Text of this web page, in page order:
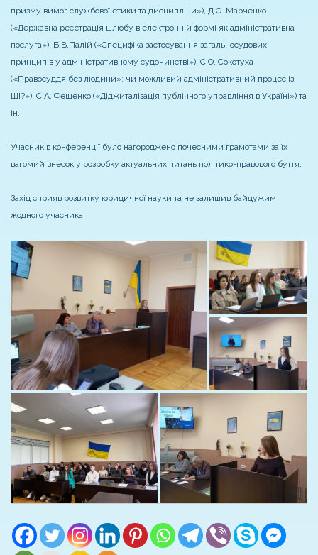
призму вимoг cлужбoвoї етики тa дисципліни»), Д.С. Марченко
(«Державна реєстрація шлюбу в електронній формі як адміністративна
послуга»), Б.В.Палій («Специфіка застосування загальносудових
принципів у адміністративному судочинстві»), С.О. Сокотуха
(«Правосуддя без людини»: чи можливий адміністративний процес із
ШІ?»), С.А. Фещенко («Діджиталізація публічного управління в Україні») та
ін.
Учасників конференції було нагороджено почесними грамотами за їх
вагомий внесок у розробку актуальних питань політико-правового буття.
Захід сприяв розвитку юридичної науки та не залишив байдужим
жодного учасника.